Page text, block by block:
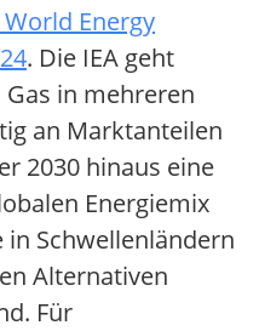
World Energy
. Die IEA geht
in mehreren
an Marktanteilen
2030 hinaus eine
Energiemix
Schwellenländern
Alternativen
Für